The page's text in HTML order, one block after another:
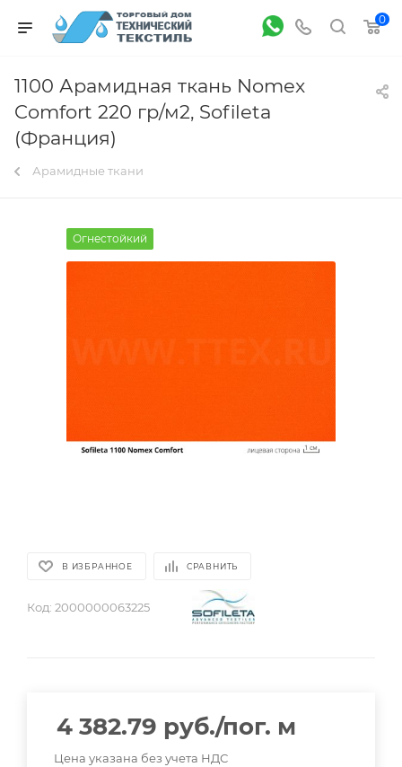
0
1100 Арамидная ткань Nomex
Comfort 220 гр/м2, Sofileta
(Франция)
Арамидные ткани
Огнестойкий
В ИЗБРАННОЕ СРАВНИТЬ
Код: 2000000063225
4 382.79 руб./пог. м
Цена указана без учета НДС